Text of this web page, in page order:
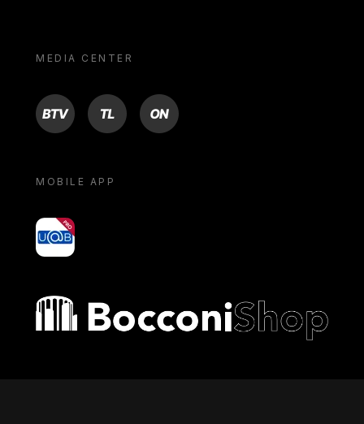
MEDIA CENTER
BTV TL ON
MOBILE APP
yoU@B
Bocconi shop